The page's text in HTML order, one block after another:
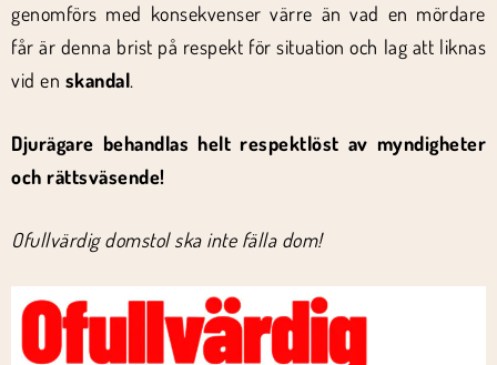
genomförs med konsekvenser värre än vad en mördare
får är denna brist på respekt för situation och lag att liknas
vid en skandal.
Djurägare behandlas helt respektlöst av myndigheter
och rättsväsende!
Ofullvärdig domstol ska inte fälla dom!